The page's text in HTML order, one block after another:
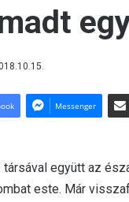
Messenger
együtt az
este. Már